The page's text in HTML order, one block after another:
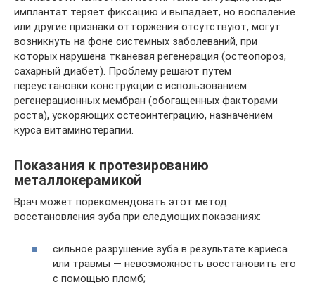
имплантат теряет фиксацию и выпадает, но воспаление
или другие признаки отторжения отсутствуют, могут
возникнуть на фоне системных заболеваний, при
которых нарушена тканевая регенерация (остеопороз,
сахарный диабет). Проблему решают путем
переустановки конструкции с использованием
регенерационных мембран (обогащенных факторами
роста), ускоряющих остеоинтеграцию, назначением
курса витаминотерапии.
Показания к протезированию
металлокерамикой
Врач может порекомендовать этот метод
восстановления зуба при следующих показаниях:
сильное разрушение зуба в результате кариеса
или травмы — невозможность восстановить его
с помощью пломб;